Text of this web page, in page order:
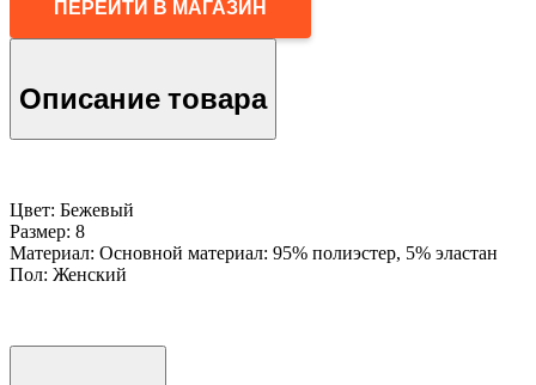
ПЕРЕЙТИ В МАГАЗИН
Описание товара
Цвет: Бежевый
Размер: 8
Материал: Основной материал: 95% полиэстер, 5% эластан
Пол: Женский